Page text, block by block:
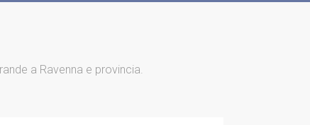
a Ravenna e provincia.